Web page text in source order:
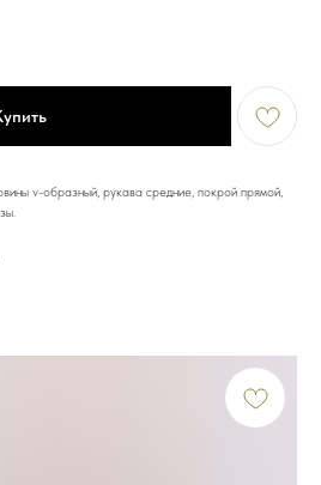
v-образный, рукава средние, покрой прямой,